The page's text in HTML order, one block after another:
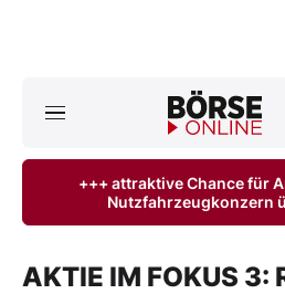
ktuelle Ausgabe
+++ attraktive Chance für
Nutzfahrzeugkonzern
AKTIE IM FOKUS 3: